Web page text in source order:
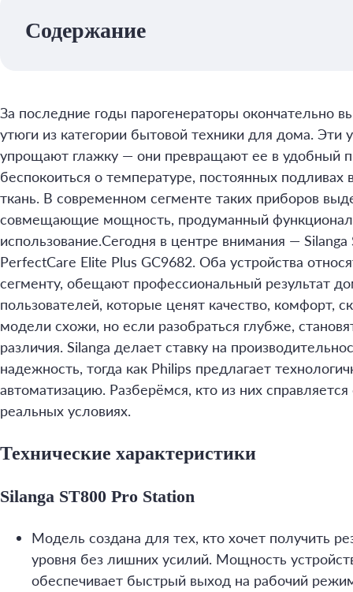
Содержание
За последние годы парогенераторы окончательно
утюги из категории бытовой техники для дома. Эти
упрощают глажку — они превращают ее в удобный
беспокоиться о температуре, постоянных
ткань. В современном сегменте таких приборов
совмещающие мощность, продуманный функционал
использование.Сегодня в центре внимания —
PerfectCare Elite Plus GC9682. Оба устройства
сегменту, обещают профессиональный результат
пользователей, которые ценят качество, комфорт,
модели схожи, но если разобраться глубже,
различия. Silanga делает ставку на
надежность, тогда как Philips предлагает
автоматизацию. Разберёмся, кто из них
реальных условиях.
Технические характеристики
Silanga ST800 Pro Station
Модель создана для тех, кто хочет получить
уровня без лишних усилий. Мощность
обеспечивает быстрый выход на рабочий